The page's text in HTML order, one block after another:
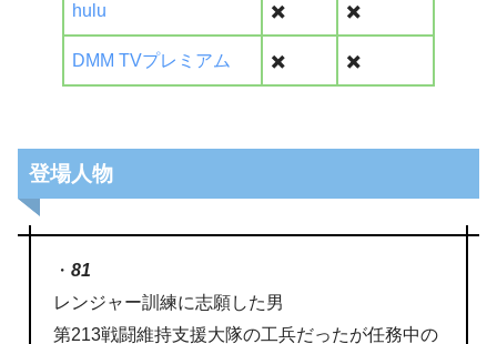
hulu ✖️ ✖️
DMM TVプレミアム ✖️ ✖️
登場人物
・ 81
レンジャー訓練に志願した男
第213戦闘維持支援大隊の工兵だったが任務中の